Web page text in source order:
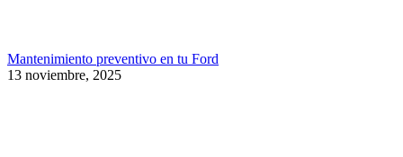
Mantenimiento preventivo en tu Ford
13 noviembre, 2025